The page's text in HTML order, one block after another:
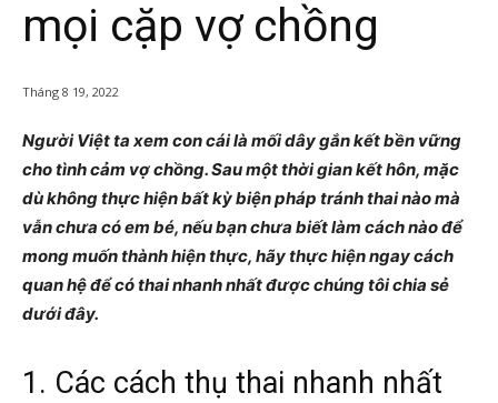
mọi cặp vợ chồng
Tháng 8 19, 2022
Người Việt ta xem con cái là mối dây gắn kết bền vững
cho tình cảm vợ chồng. Sau một thời gian kết hôn, mặc
dù không thực hiện bất kỳ biện pháp tránh thai nào mà
vẫn chưa có em bé, nếu bạn chưa biết làm cách nào để
mong muốn thành hiện thực, hãy thực hiện ngay cách
quan hệ để có thai nhanh nhất được chúng tôi chia sẻ
dưới đây.
1. Các cách thụ thai nhanh nhất